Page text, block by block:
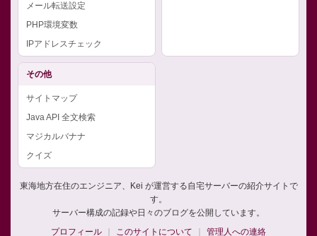
メール転送設定
PHP環境変数
IPアドレスチェック
その他
サイトマップ
Java API 全文検索
マジカルバナナ
クイズ
東海地方在住のエンジニア、Kei が運営する自宅サーバーの紹介サイトで
す。
サーバー構成の記録や日々のブログを公開しています。
プロフィール
このサイトについて 管理人への連絡